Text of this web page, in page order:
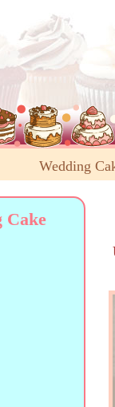
Wedding
Cake